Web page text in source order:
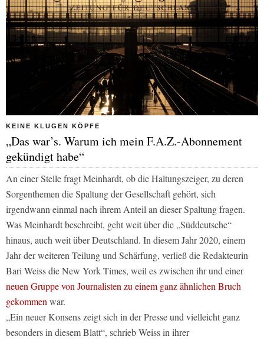
KEINE KLUGEN KÖPFE
„Das war’s. Warum ich mein F.A.Z.-Abonnement
gekündigt habe“
An einer Stelle fragt Meinhardt, ob die Haltungszeiger, zu deren
Sorgenthemen die Spaltung der Gesellschaft gehört, sich
irgendwann einmal nach ihrem Anteil an dieser Spaltung fragen.
Was Meinhardt beschreibt, geht weit über die „Süddeutsche“
hinaus, auch weit über Deutschland. In diesem Jahr 2020, einem
Jahr der weiteren Teilung und Schärfung, verließ die Redakteurin
Bari Weiss die New York Times, weil es zwischen ihr und einer
neuen Gruppe von Journalisten zu einem ganz ähnlichen Bruch
gekommen war.
„Ein neuer Konsens zeigt sich in der Presse und vielleicht ganz
besonders in diesem Blatt“, schrieb Weiss in ihrer